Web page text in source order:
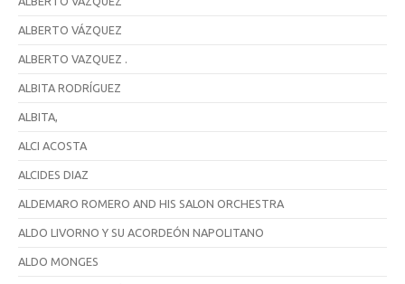
ALBERTO VÁZQUEZ
ALBERTO VAZQUEZ .
ALBITA RODRÍGUEZ
ALBITA,
ALCI ACOSTA
ALCIDES DIAZ
ALDEMARO ROMERO AND HIS SALON ORCHESTRA
ALDO LIVORNO Y SU ACORDEÓN NAPOLITANO
ALDO MONGES